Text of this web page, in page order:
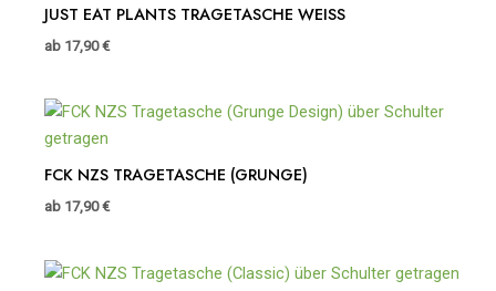
JUST EAT PLANTS TRAGETASCHE WEISS
ab 17,90€
FCK NZS TRAGETASCHE (GRUNGE)
ab 17,90€